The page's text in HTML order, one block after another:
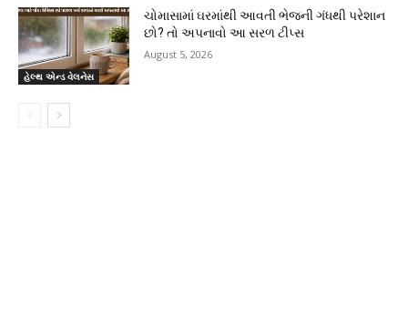
હેલ્થ એન્ડ વેલનેસ
ચોમાસામાં ઘરમાંથી આવતી ભેજની ગંધથી પરેશાન
છો? તો અપનાવો આ સરળ ટીપ્સ
August 5, 2026